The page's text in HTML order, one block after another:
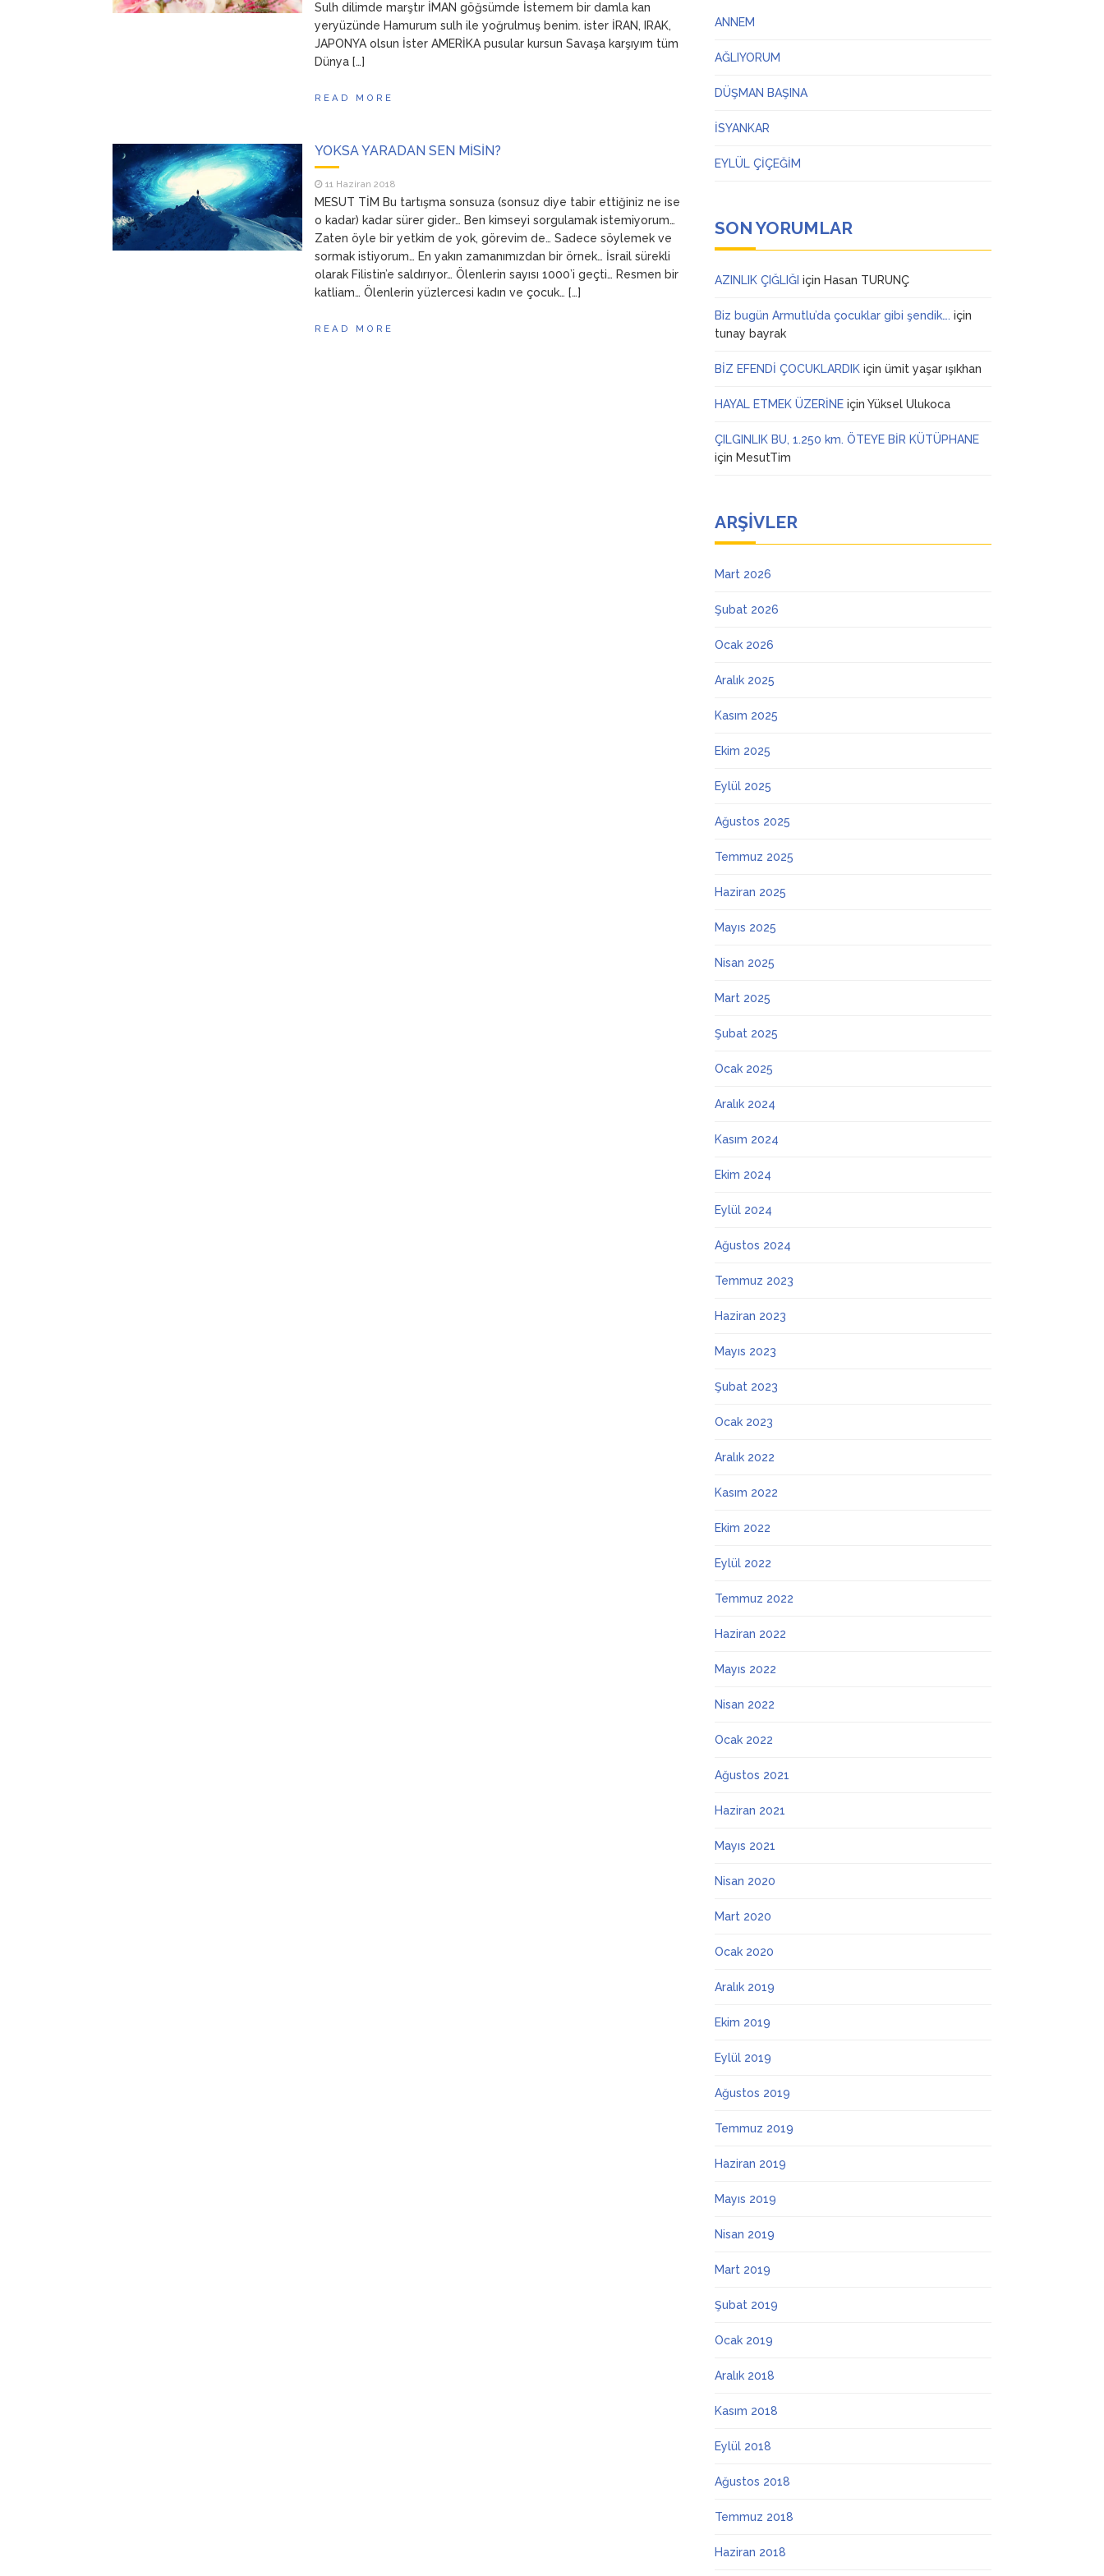
Sulh dilimde marştır İMAN göğsümde İstemem bir damla kan
yeryüzünde Hamurum sulh ile yoğrulmuş benim. ister İRAN, IRAK,
JAPONYA olsun İster AMERİKA pusular kursun Savaşa karşıyım tüm
Dünya […]
READ MORE
YOKSA YARADAN SEN MİSİN?
11 Haziran 2018
MESUT TİM Bu tartışma sonsuza (sonsuz diye tabir ettiğiniz ne ise
o kadar) kadar sürer gider… Ben kimseyi sorgulamak istemiyorum…
Zaten öyle bir yetkim de yok, görevim de… Sadece söylemek ve
sormak istiyorum… En yakın zamanımızdan bir örnek… İsrail sürekli
olarak Filistin’e saldırıyor… Ölenlerin sayısı 1000’i geçti… Resmen bir
katliam… Ölenlerin yüzlercesi kadın ve çocuk… […]
READ MORE
ANNEM
AĞLIYORUM
DÜŞMAN BAŞINA
İSYANKAR
EYLÜL ÇİÇEĞİM
SON YORUMLAR
AZINLIK ÇIĞLIĞI için Hasan TURUNÇ
Biz bugün Armutlu’da çocuklar gibi şendik…. için
tunay bayrak
BİZ EFENDİ ÇOCUKLARDIK içinümit yaşar ışıkhan
HAYAL ETMEK ÜZERİNE içinYüksel Ulukoca
ÇILGINLIK BU, 1.250 km. ÖTEYE BİR KÜTÜPHANE
için MesutTim
ARŞIVLER
Mart 2026
Şubat 2026
Ocak 2026
Aralık 2025
Kasım 2025
Ekim 2025
Eylül 2025
Ağustos 2025
Temmuz 2025
Haziran 2025
Mayıs 2025
Nisan 2025
Mart 2025
Şubat 2025
Ocak 2025
Aralık 2024
Kasım 2024
Ekim 2024
Eylül 2024
Ağustos 2024
Temmuz 2023
Haziran 2023
Mayıs 2023
Şubat 2023
Ocak 2023
Aralık 2022
Kasım 2022
Ekim 2022
Eylül 2022
Temmuz 2022
Haziran 2022
Mayıs 2022
Nisan 2022
Ocak 2022
Ağustos 2021
Haziran 2021
Mayıs 2021
Nisan 2020
Mart 2020
Ocak 2020
Aralık 2019
Ekim 2019
Eylül 2019
Ağustos 2019
Temmuz 2019
Haziran 2019
Mayıs 2019
Nisan 2019
Mart 2019
Şubat 2019
Ocak 2019
Aralık 2018
Kasım 2018
Eylül 2018
Ağustos 2018
Temmuz 2018
Haziran 2018